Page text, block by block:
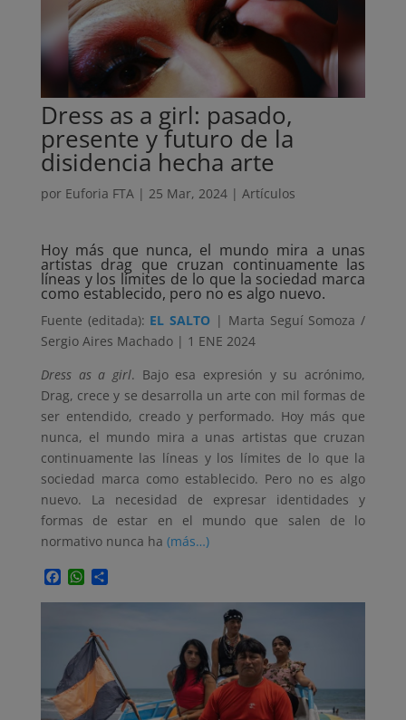
Dress as a girl: pasado,
presente y futuro de la
disidencia hecha arte
por Euforia FTA| 25 Mar, 2024| Artículos
Hoy más que nunca, el mundo mira a unas
artistas drag que cruzan continuamente las
líneas y los límites de lo que la sociedad marca
como establecido, pero no es algo nuevo.
Fuente (editada): EL SALTO | Marta Seguí Somoza /
Sergio Aires Machado | 1 ENE 2024
Dress as a girl. Bajo esa expresión y su acrónimo,
Drag, crece y se desarrolla un arte con mil formas de
ser entendido, creado y performado. Hoy más que
nunca, el mundo mira a unas artistas que cruzan
continuamente las líneas y los límites de lo que la
sociedad marca como establecido. Pero no es algo
nuevo. La necesidad de expresar identidades y
formas de estar en el mundo que salen de lo
normativo nunca ha (más…)
Facebook
WhatsApp
Compartir